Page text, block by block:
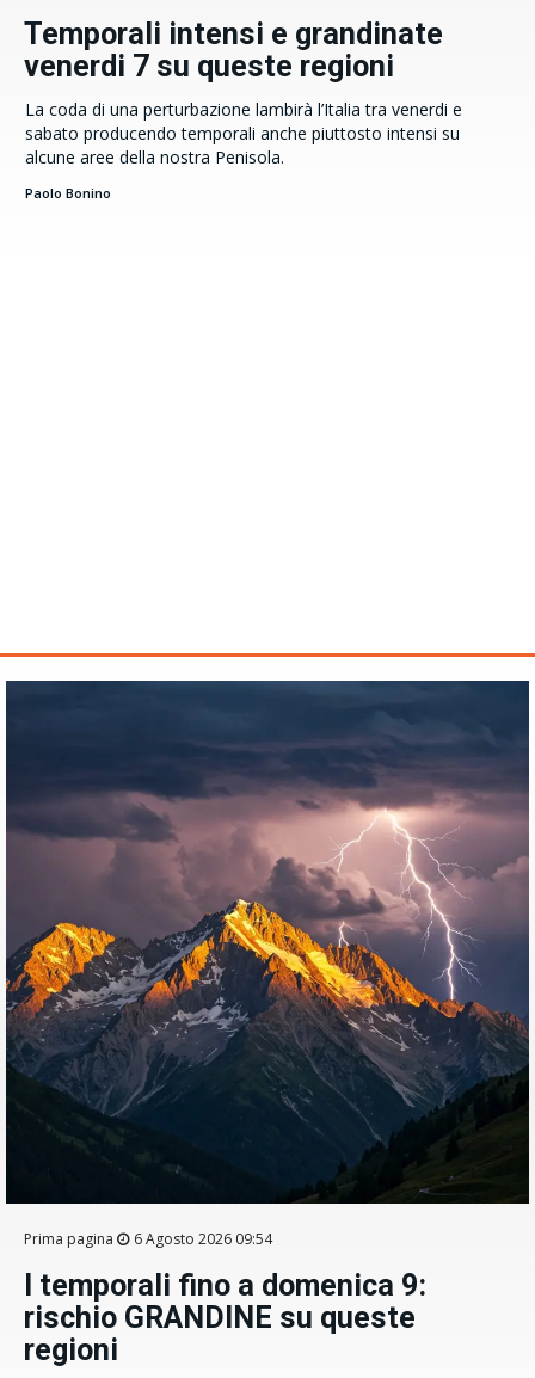
Temporali intensi e grandinate
venerdi 7 su queste regioni
La coda di una perturbazione lambirà l’Italia tra venerdi e
sabato producendo temporali anche piuttosto intensi su
alcune aree della nostra Penisola.
Paolo Bonino
Prima pagina 6 Agosto 2026 09:54
I temporali fino a domenica 9:
rischio GRANDINE su queste
regioni